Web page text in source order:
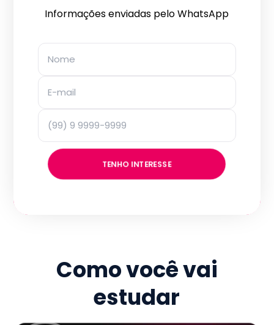
Informações enviadas pelo WhatsApp
TENHO INTERESSE
Como você vai
estudar